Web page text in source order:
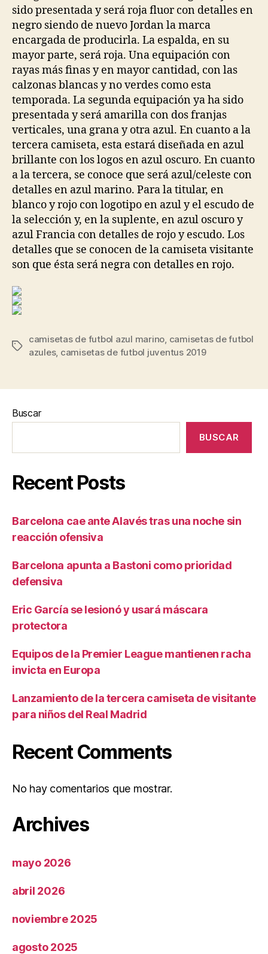
sido presentada y será roja fluor con detalles en
negro siendo de nuevo Jordan la marca
encargada de producirla. La espalda, en su
mayor parte, será roja. Una equipación con
rayas más finas y en mayor cantidad, con las
calzonas blancas y no verdes como esta
temporada. La segunda equipación ya ha sido
presentada y será amarilla con dos franjas
verticales, una grana y otra azul. En cuanto a la
tercera camiseta, esta estará diseñada en azul
brillante con los logos en azul oscuro. En cuanto
a la tercera, se conoce que será azul/celeste con
detalles en azul marino. Para la titular, en
blanco y rojo con logotipo en azul y el escudo de
la selección y, en la suplente, en azul oscuro y
azul Francia con detalles de rojo y escudo. Los
detalles que se conocen de la camiseta visitante
son que ésta será negra con detalles en rojo.
Etiquetas
camisetas de futbol azul marino camisetas de futbol
azules, camisetas de futbol juventus 2019
Buscar
BUSCAR
Recent Posts
Barcelona cae ante Alavés tras una noche sin
reacción ofensiva
Barcelona apunta a Bastoni como prioridad
defensiva
Eric García se lesionó y usará máscara
protectora
Equipos de la Premier League mantienen racha
invicta en Europa
Lanzamiento de la tercera camiseta de visitante
para niños del Real Madrid
Recent Comments
No hay comentarios que mostrar.
Archives
mayo 2026
abril 2026
noviembre 2025
agosto 2025